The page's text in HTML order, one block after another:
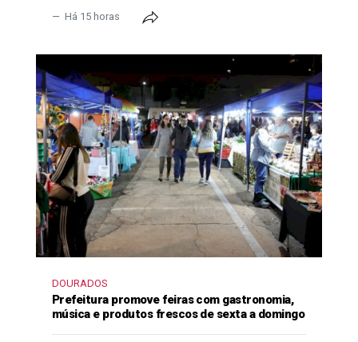
Há 15 horas
DOURADOS
Prefeitura promove feiras com gastronomia,
música e produtos frescos de sexta a domingo